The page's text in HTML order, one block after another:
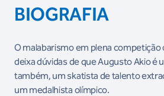
BIOGRAFIA
O malabarismo em plena competição
deixa dúvidas de que Augusto Akio é
também, um skatista de talento
um medalhista olímpico.